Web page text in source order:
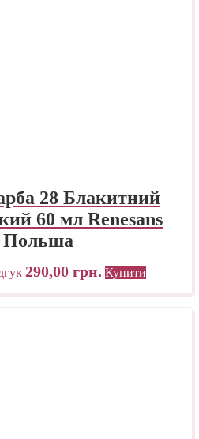
28 Блакитний
60 мл Renesans
Польша
290,00 грн. Купити